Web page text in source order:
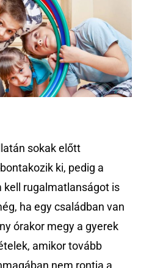
sokak előtt
ki, pedig a
kell rugalmatlanságot is
ha egy családban van
órakor megy a gyerek
amikor tovább